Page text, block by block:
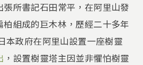
張所書記石田常平，在阿里山發
柏組成的巨木林，歷經二十多年
本政府在阿里山設置一座樹靈
，設置樹靈塔主因並非懼怕樹靈